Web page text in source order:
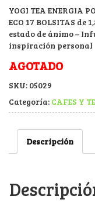
YOGI TEA ENERGIA
ECO 17 BOLSITAS
estado de ánimo –
inspiración personal
AGOTADO
SKU: 05029
Categoría: CAFES Y
Descripción